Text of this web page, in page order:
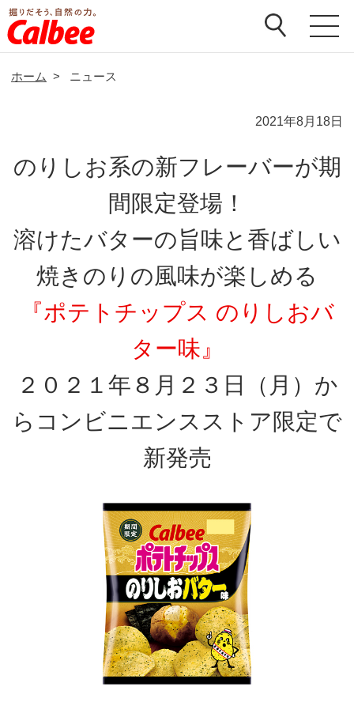
ホーム > ニュース
2021年8月18日
のりしお系の新フレーバーが期
間限定登場！
溶けたバターの旨味と香ばしい
焼きのりの風味が楽しめる
『ポテトチップス のりしおバ
ター味』
２０２１年８月２３日（月）か
らコンビニエンスストア限定で
新発売